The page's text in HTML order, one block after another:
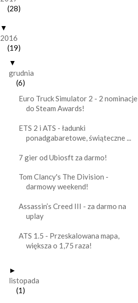
(28)
▼
2016
(19)
▼
grudnia
(6)
Euro Truck Simulator 2 - 2 nominacje
do Steam Awards!
ETS 2 i ATS - ładunki
ponadgabaretowe, świąteczne ...
7 gier od Ubiosft za darmo!
Tom Clancy's The Division -
darmowy weekend!
Assassin’s Creed III - za darmo na
uplay
ATS 1.5 - Przeskalowana mapa,
większa o 1,75 raza!
►
listopada
(1)